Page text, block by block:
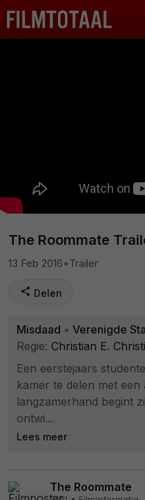
The Roommate
13 Feb 2016•Trailer
Delen
Misdaad • Verenigde
Regie: Christian E.
Een eerstejaars
kamer te delen met
langzamerhand begint
ontwi...
Lees meer
The Roommate